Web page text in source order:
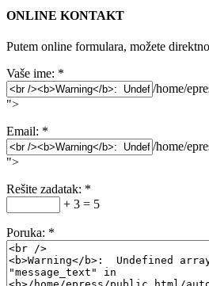
ONLINE KONTAKT
Putem online formulara, možete
Vaše ime: *
/home/
">
Email: *
/home/
">
Rešite zadatak: *
+ 3 = 5
Poruka: *